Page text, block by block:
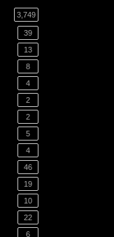
3,749
39
13
8
4
2
2
5
4
46
19
10
22
6